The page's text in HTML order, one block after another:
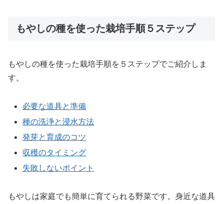
もやしの種を使った栽培手順５ステップ
もやしの種を使った栽培手順を５ステップでご紹介しま
す。
必要な道具と準備
種の洗浄と浸水方法
発芽と育成のコツ
収穫のタイミング
失敗しないポイント
もやしは家庭でも簡単に育てられる野菜です。身近な道具